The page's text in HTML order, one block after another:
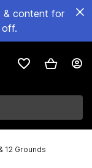
& content for
12 Grounds